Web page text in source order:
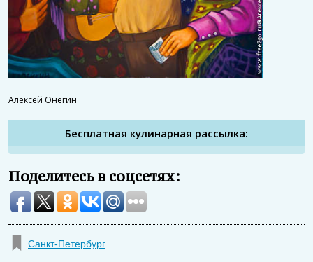
Алексей Онегин
Бесплатная кулинарная рассылка:
Поделитесь в соцсетях:
Санкт-Петербург